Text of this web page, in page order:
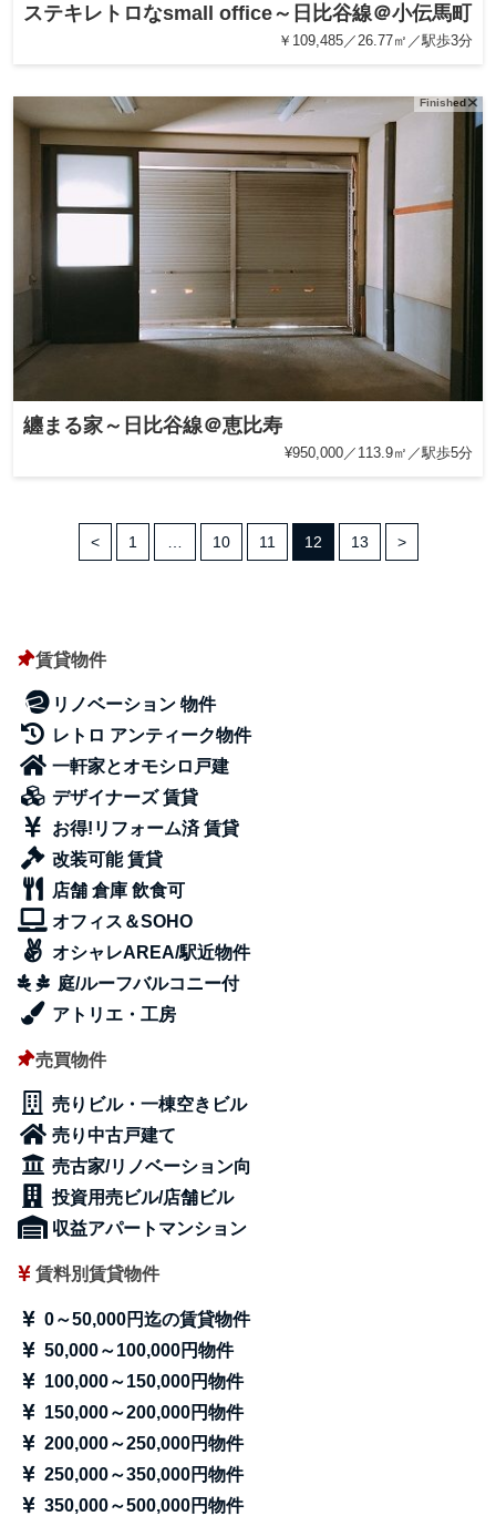
ステキレトロなsmall office～日比谷線＠小伝馬町
￥109,485／26.77㎡／駅歩3分
Finished
纏まる家～日比谷線＠恵比寿
¥950,000／113.9㎡／駅歩5分
< 1 10 11 12 13 >
賃貸物件
リノベーション 物件
レトロ アンティーク物件
一軒家とオモシロ戸建
デザイナーズ 賃貸
お得!リフォーム済 賃貸
改装可能 賃貸
店舗 倉庫 飲食可
オフィス＆SOHO
オシャレAREA/駅近物件
庭/ルーフバルコニー付
アトリエ・工房
売買物件
売りビル・一棟空きビル
売り中古戸建て
売古家/リノベーション向
投資用売ビル/店舗ビル
収益アパートマンション
賃料別賃貸物件
0～50,000円迄の賃貸物件
50,000～100,000円物件
100,000～150,000円物件
150,000～200,000円物件
200,000～250,000円物件
250,000～350,000円物件
350,000～500,000円物件